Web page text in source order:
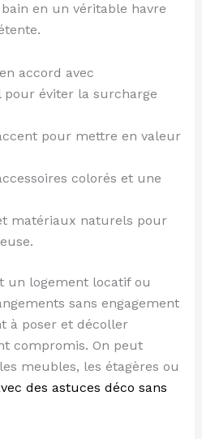
en un véritable havre
accord avec
pour éviter la surcharge
pour mettre en valeur
colorés et une
matériaux naturels pour
un logement locatif ou
sans engagement
à poser et décoller
compromis. On peut
meubles, les étagères ou
des astuces déco sans